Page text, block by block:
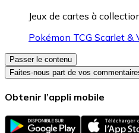
Jeux de cartes à
Pokémon TCG Scarlet
Passer le contenu
Faites-nous part de vos
Obtenir l’appli mobile